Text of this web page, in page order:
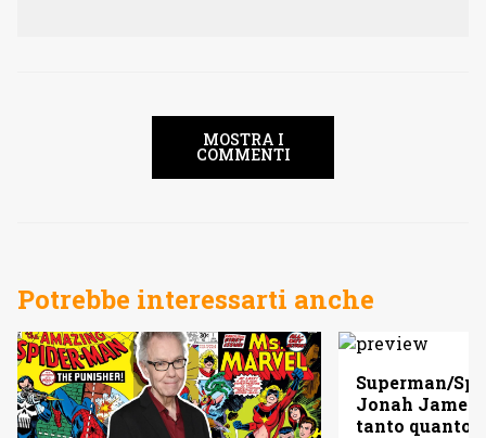
MOSTRA I
COMMENTI
Potrebbe interessarti anche
Superman/
Jonah
tanto quanto